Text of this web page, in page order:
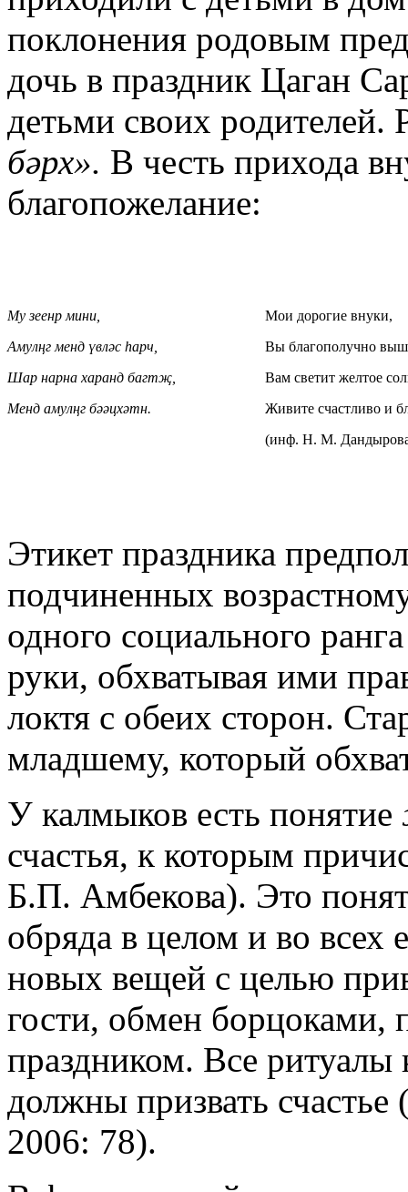
поклонения родовым
дочь в праздник Цаган
детьми своих родителей.
бәрх». В честь прихода
благопожелание:
Му зеенр мини,
Амулңг менд үвләс һарч,
Шар нарна харанд багтҗ,
Менд амулңг бәәцхәтн.
Мои дорогие внуки,
Вы благополучно
Вам светит желтое
Живите счастливо и
(инф. Н. М.
Этикет праздника
подчиненных
одного социального
руки, обхватывая ими
локтя с обеих сторон.
младшему, который
У калмыков есть понятие
счастья, к которым
Б.П. Амбекова). Это
обряда в целом и во всех
новых вещей с целью
гости, обмен борцоками,
праздником. Все ритуалы
должны призвать
2006: 78).